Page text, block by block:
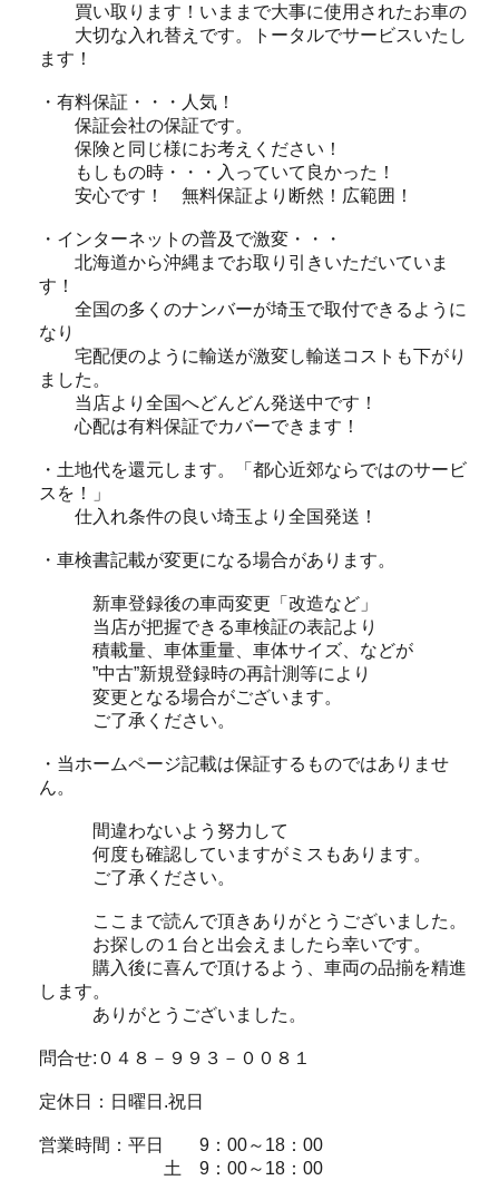
買い取ります！いままで大事に使用されたお車の
大切な入れ替えです。トータルでサービスいたし
ます！
・有料保証・・・人気！
保証会社の保証です。
保険と同じ様にお考えください！
もしもの時・・・入っていて良かった！
安心です！ 無料保証より断然！広範囲！
・インターネットの普及で激変・・・
北海道から沖縄までお取り引きいただいていま
す！
全国の多くのナンバーが埼玉で取付できるように
なり
宅配便のように輸送が激変し輸送コストも下がり
ました。
当店より全国へどんどん発送中です！
心配は有料保証でカバーできます！
・土地代を還元します。「都心近郊ならではのサービ
スを！」
仕入れ条件の良い埼玉より全国発送！
・車検書記載が変更になる場合があります。
新車登録後の車両変更「改造など」
当店が把握できる車検証の表記より
積載量、車体重量、車体サイズ、などが
”中古”新規登録時の再計測等により
変更となる場合がございます。
ご了承ください。
・当ホームページ記載は保証するものではありませ
ん。
間違わないよう努力して
何度も確認していますがミスもあります。
ご了承ください。
ここまで読んで頂きありがとうございました。
お探しの１台と出会えましたら幸いです。
購入後に喜んで頂けるよう、車両の品揃を精進
します。
ありがとうございました。
問合せ:０４８－９９３－００８１
定休日：日曜日.祝日
営業時間：平日 9：00～18：00
土 9：00～18：00